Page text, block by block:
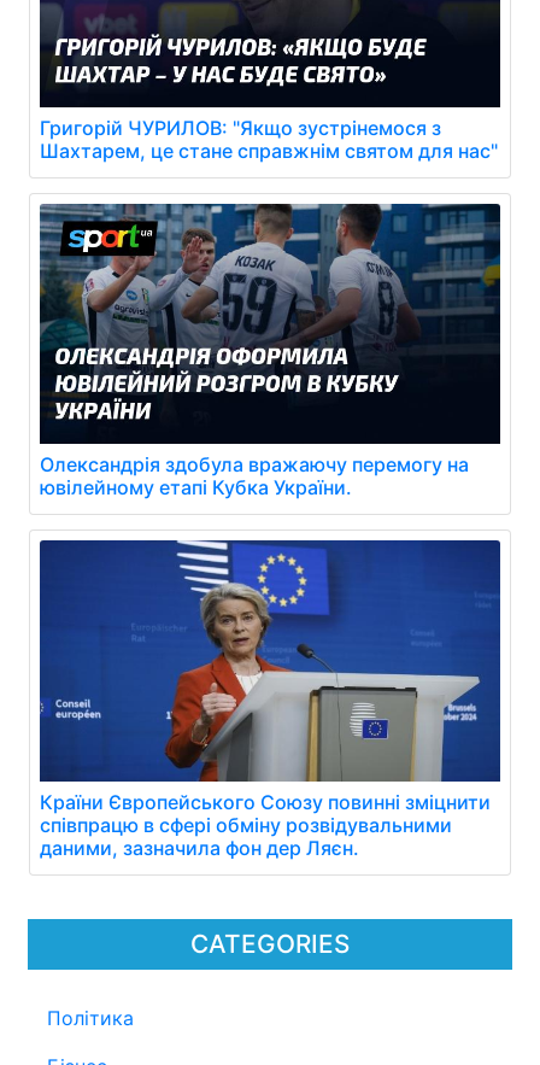
CATEGORIES
Політика
Григорій ЧУРИЛОВ: "Якщо зустрінемося з
Шахтарем, це стане справжнім святом для нас"
Олександрія здобула вражаючу перемогу на
ювілейному етапі Кубка України.
Країни Європейського Союзу повинні зміцнити
співпрацю в сфері обміну розвідувальними
даними, зазначила фон дер Ляєн.